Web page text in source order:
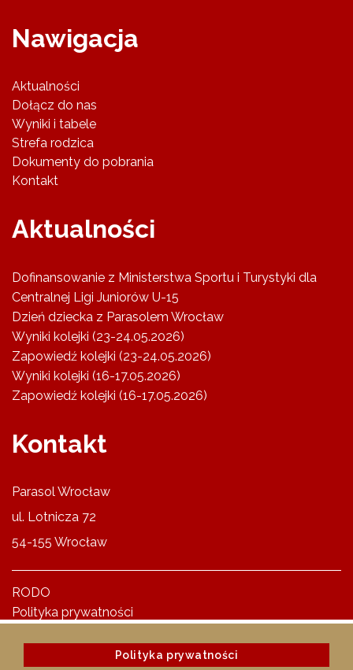
Nawigacja
Aktualności
Dołącz do nas
Wyniki i tabele
Strefa rodzica
Dokumenty do pobrania
Kontakt
Aktualności
Dofinansowanie z Ministerstwa Sportu i Turystyki dla
Centralnej Ligi Juniorów U-15
Dzień dziecka z Parasolem Wrocław
Wyniki kolejki (23-24.05.2026)
Zapowiedź kolejki (23-24.05.2026)
Wyniki kolejki (16-17.05.2026)
Zapowiedź kolejki (16-17.05.2026)
Kontakt
Parasol Wrocław
ul. Lotnicza 72
54-155 Wrocław
RODO
Polityka prywatności
Polityka prywatności